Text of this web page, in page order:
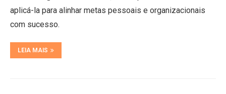
aplicá-la para alinhar metas pessoais e organizacionais
com sucesso.
LEIA MAIS